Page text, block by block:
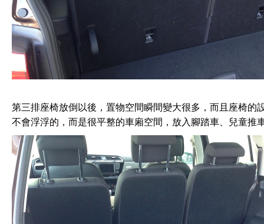
第三排座椅放倒以後，置物空間瞬間變大很多，而且座椅的
不會浮浮的，而是很平整的車廂空間，放入腳踏車、兒童推